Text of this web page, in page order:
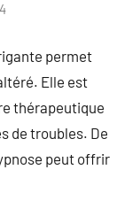
permet
Elle est
thérapeutique
de troubles. De
peut offrir